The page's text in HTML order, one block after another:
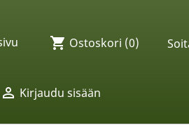
 Kirjaudu sisään
shopping_cart Ostoskori (0)